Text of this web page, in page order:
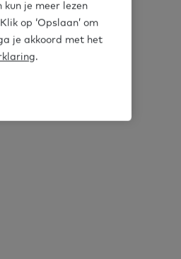
je meer lezen
op ‘Opslaan’ om
je akkoord met het
.